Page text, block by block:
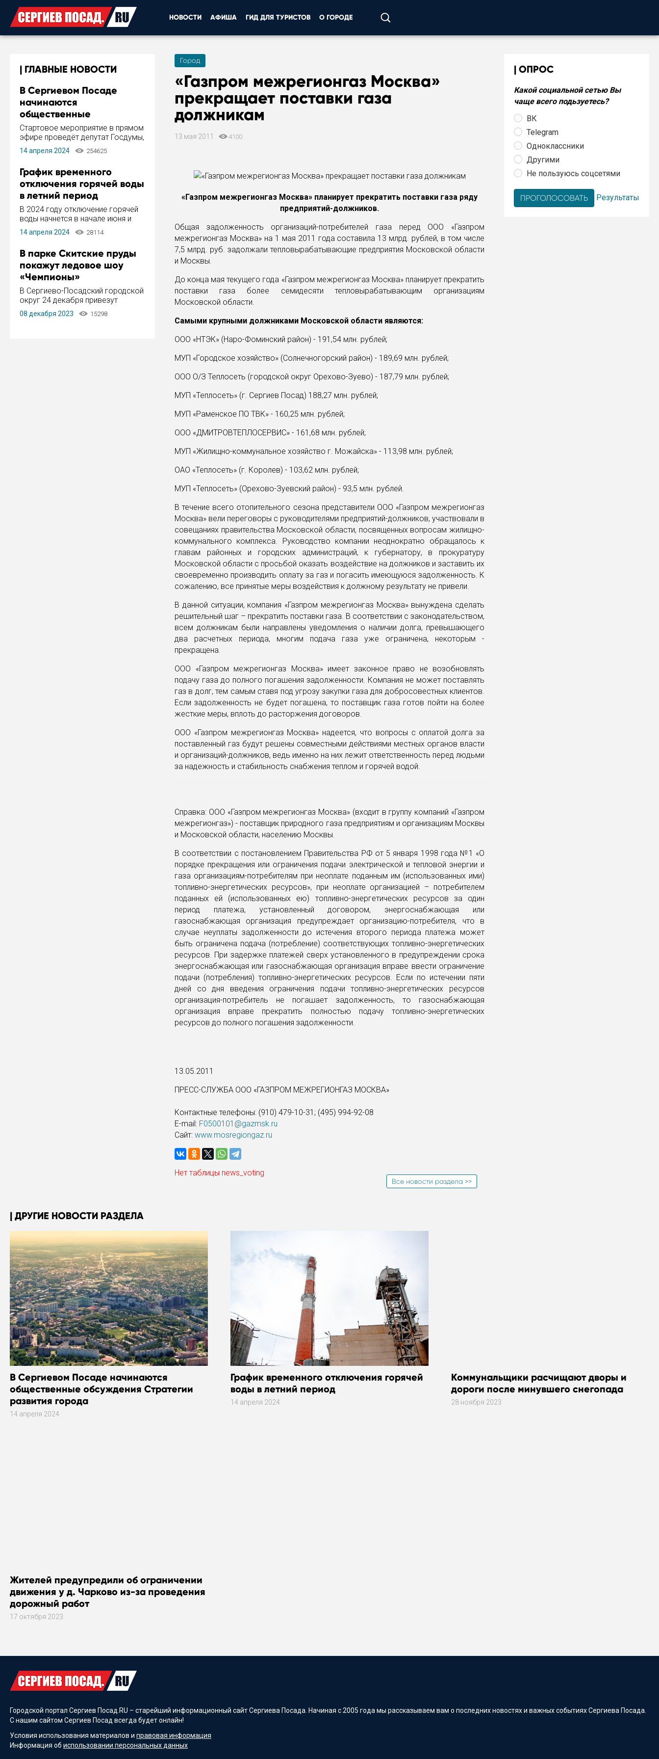
НОВОСТИ АФИША ГИД ДЛЯ ТУРИСТОВ О ГОРОДЕ
ГЛАВНЫЕ НОВОСТИ
В Сергиевом Посаде
начинаются
общественные
обсуждения Стратегии
развития города
Стартовое мероприятие в прямом
эфире проведёт депутат Госдумы,
инициатор и автор Концепции
развития Сергиева Посада и
Пахомов.
14 апреля 2024 254625
График временного
отключения горячей воды
в летний период
В 2024 году отключение горячей
воды начнется в начале июня и
завершится в конце августа.
Период отключения составит не
14 апреля 2024 28114
В парке Скитские пруды
покажут ледовое шоу
«Чемпионы»
В Сергиево-Посадский городской
округ 24 декабря привезут
ледовый тур «Чемпионы»
заслуженного мастера спорта,
08 декабря 2023 15298
Город
«Газпром межрегионгаз Москва»
прекращает поставки газа
должникам
13 мая 2011 4100
«Газпром межрегионгаз Москва» планирует прекратить поставки газа ряду
предприятий-должников.
Общая задолженность организаций-потребителей газа перед ООО «Газпром
межрегионгаз Москва» на 1 мая 2011 года составила 13 млрд. рублей, в том числе
7,5 млрд. руб. задолжали тепловырабатывающие предприятия Московской области
и Москвы.
До конца мая текущего года «Газпром межрегионгаз Москва» планирует прекратить
поставки газа более семидесяти тепловырабатывающим организациям
Московской области.
Самыми крупными должниками Московской области являются:
ООО «НТЭК» (Наро-Фоминский район) - 191,54 млн. рублей;
МУП «Городское хозяйство» (Солнечногорский район) - 189,69 млн. рублей;
ООО О/З Теплосеть (городской округ Орехово-Зуево) - 187,79 млн. рублей;
МУП «Теплосеть» (г. Сергиев Посад) 188,27 млн. рублей;
МУП «Раменское ПО ТВК» - 160,25 млн. рублей;
ООО «ДМИТРОВТЕПЛОСЕРВИС» - 161,68 млн. рублей;
МУП «Жилищно-коммунальное хозяйство г. Можайска» - 113,98 млн. рублей;
ОАО «Теплосеть» (г. Королев) - 103,62 млн. рублей;
МУП «Теплосеть» (Орехово-Зуевский район) - 93,5 млн. рублей.
В течение всего отопительного сезона представители ООО «Газпром межрегионгаз
Москва» вели переговоры с руководителями предприятий-должников, участвовали в
совещаниях правительства Московской области, посвященных вопросам жилищно-
коммунального комплекса. Руководство компании неоднократно обращалось к
главам районных и городских администраций, к губернатору, в прокуратуру
Московской области с просьбой оказать воздействие на должников и заставить их
своевременно производить оплату за газ и погасить имеющуюся задолженность. К
сожалению, все принятые меры воздействия к должному результату не привели.
В данной ситуации, компания «Газпром межрегионгаз Москва» вынуждена сделать
решительный шаг – прекратить поставки газа. В соответствии с законодательством,
всем должникам были направлены уведомления о наличии долга, превышающего
два расчетных периода, многим подача газа уже ограничена, некоторым -
прекращена.
ООО «Газпром межрегионгаз Москва» имеет законное право не возобновлять
подачу газа до полного погашения задолженности. Компания не может поставлять
газ в долг, тем самым ставя под угрозу закупки газа для добросовестных клиентов.
Если задолженность не будет погашена, то поставщик газа готов пойти на более
жесткие меры, вплоть до расторжения договоров.
ООО «Газпром межрегионгаз Москва» надеется, что вопросы с оплатой долга за
поставленный газ будут решены совместными действиями местных органов власти
и организаций-должников, ведь именно на них лежит ответственность перед людьми
за надежность и стабильность снабжения теплом и горячей водой.
Справка: ООО «Газпром межрегионгаз Москва» (входит в группу компаний «Газпром
межрегионгаз») - поставщик природного газа предприятиям и организациям Москвы
и Московской области, населению Москвы.
В соответствии с постановлением Правительства РФ от 5 января 1998 года №1 «О
порядке прекращения или ограничения подачи электрической и тепловой энергии и
газа организациям-потребителям при неоплате поданным им (использованных ими)
топливно-энергетических ресурсов», при неоплате организацией – потребителем
поданных ей (использованных ею) топливно-энергетических ресурсов за один
период платежа, установленный договором, энергоснабжающая или
газоснабжающая организация предупреждает организацию-потребителя, что в
случае неуплаты задолженности до истечения второго периода платежа может
быть ограничена подача (потребление) соответствующих топливно-энергетических
ресурсов. При задержке платежей сверх установленного в предупреждении срока
энергоснабжающая или газоснабжающая организация вправе ввести ограничение
подачи (потребления) топливно-энергетических ресурсов. Если по истечении пяти
дней со дня введения ограничения подачи топливно-энергетических ресурсов
организация-потребитель не погашает задолженность, то газоснабжающая
организация вправе прекратить полностью подачу топливно-энергетических
ресурсов до полного погашения задолженности.
13.05.2011
ПРЕСС-СЛУЖБА ООО «ГАЗПРОМ МЕЖРЕГИОНГАЗ МОСКВА»
Контактные телефоны: (910) 479-10-31; (495) 994-92-08
Е-mail: F0500101@gazmsk.ru
Сайт: www.mosregiongaz.ru
Нет таблицы news_voting
Все новости раздела >>
ОПРОС
Какой социальной сетью Вы
чаще всего подьзуетесь?
ВК
Telegram
Одноклассники
Другими
Не пользуюсь соцсетями
Результаты
ДРУГИЕ НОВОСТИ РАЗДЕЛА
В Сергиевом Посаде начинаются
общественные обсуждения Стратегии
развития города
14 апреля 2024
График временного отключения горячей
воды в летний период
14 апреля 2024
Коммунальщики расчищают дворы и
дороги после минувшего снегопада
28 ноября 2023
Жителей предупредили об ограничении
движения у д. Чарково из-за проведения
дорожный работ
17 октября 2023
Городской портал Сергиев Посад.RU – старейший информационный сайт Сергиева Посада. Начиная с 2005 года мы рассказываем вам о последних новостях и важных событиях Сергиева Посада.
С нашим сайтом Сергиев Посад всегда будет онлайн!
Условия использования материалов и правовая информация
Информация об использовании персональных данных